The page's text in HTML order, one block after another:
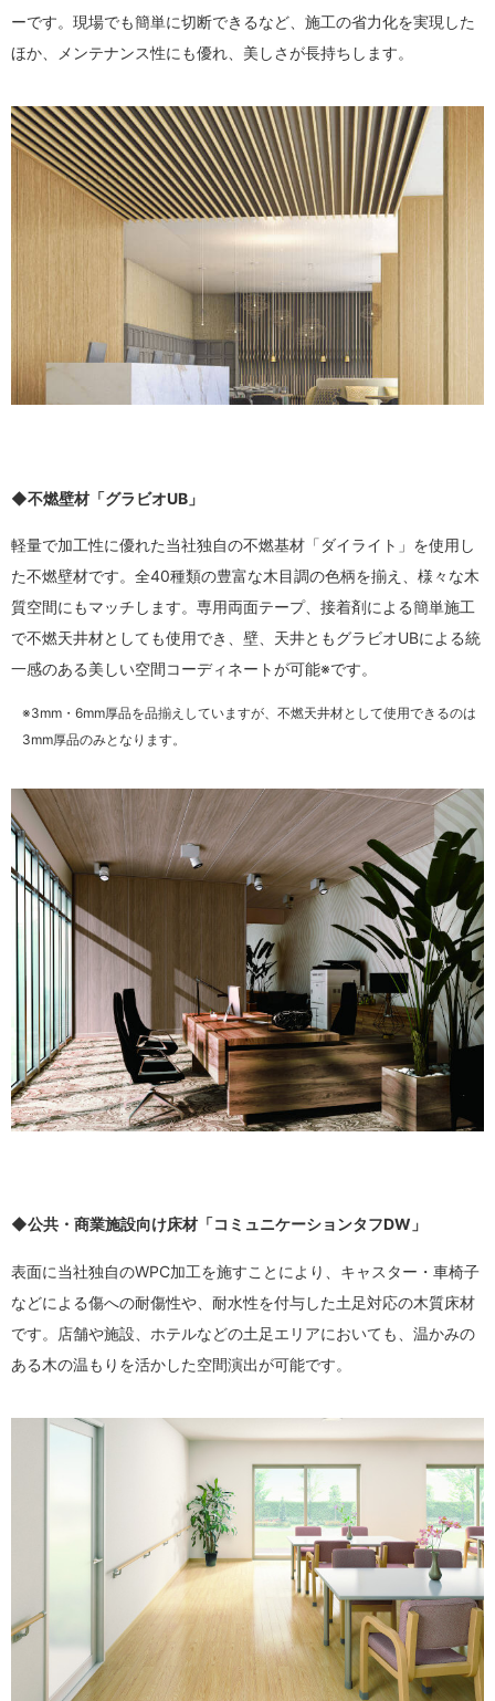
ーです。現場でも簡単に切断できるなど、施工の省力化を実現した
ほか、メンテナンス性にも優れ、美しさが長持ちします。
◆不燃壁材「グラビオUB」
軽量で加工性に優れた当社独自の不燃基材「ダイライト」を使用し
た不燃壁材です。全40種類の豊富な木目調の色柄を揃え、様々な木
質空間にもマッチします。専用両面テープ、接着剤による簡単施工
で不燃天井材としても使用でき、壁、天井ともグラビオUBによる統
一感のある美しい空間コーディネートが可能※です。
※3mm・6mm厚品を品揃えしていますが、不燃天井材として使用できるのは
3mm厚品のみとなります。
◆公共・商業施設向け床材「コミュニケーションタフDW」
表面に当社独自のWPC加工を施すことにより、キャスター・車椅子
などによる傷への耐傷性や、耐水性を付与した土足対応の木質床材
です。店舗や施設、ホテルなどの土足エリアにおいても、温かみの
ある木の温もりを活かした空間演出が可能です。